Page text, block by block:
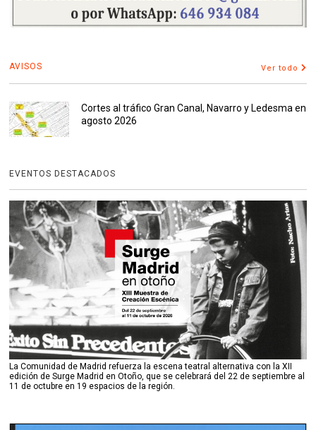
AVISOS Ver todo
Cortes al tráfico Gran Canal, Navarro y Ledesma en
agosto 2026
EVENTOS DESTACADOS
La Comunidad de Madrid refuerza la escena teatral alternativa con la XII
edición de Surge Madrid en Otoño, que se celebrará del 22 de septiembre al
11 de octubre en 19 espacios de la región.